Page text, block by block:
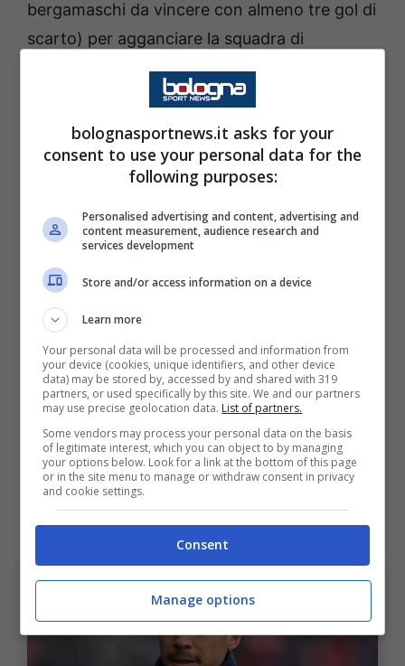
bergamaschi da vincere con almeno tre gol di
scarto) per agganciare la squadra di
Palladino, che dovrà rimanere invece a secco.
l’impegno contro i bergamaschi di domenica
17 maggio. Oggi alle 11:00 al centro tecnico
Niccolò Galli si è tenuta un’altra seduta. Com’è
andata?
Il Bologna verso l’Atalanta:
differenziato per Cambiaghi,
terapie per Casale e Vitik
In un comunicato ufficiale rilasciato sul
proprio sito ufficiale, ilBolognaha redatto il
resoconto della seduta di allenamento:
attivazione atletica, esercitazioni tecnico-
tattiche e partitella a campo ridotto.
bolognasportnews.it asks for your
consent to use your personal data for the
following purposes:
Personalised advertising and content, advertising and
content measurement, audience research and
services development
Store and/or access information on a device
Learn more
Your personal data will be processed and information from
your device (cookies, unique identifiers, and other device
data) may be stored by, accessed by and shared with 319
partners, or used specifically by this site. We and our partners
may use precise geolocation data. List of partners.
Some vendors may process your personal data on the basis
of legitimate interest, which you can object to by managing
your options below. Look for a link at the bottom of this page
or in the site menu to manage or withdraw consent in privacy
and cookie settings.
Consent
Manage options